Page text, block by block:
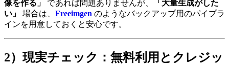
像を作る」
であれば問題ありませんが、
「大量生成がした
い」
場合は、 Freeimgen のようなバックアップ用のパイプラ
インを用意しておくと安心です。
2）現実チェック：無料利用とクレジッ